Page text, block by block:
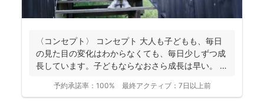
〈コンセプト〉 コンセプト 大人も子どもも、毎日
の見た目の変化はわからなくても、毎日少しずつ成
長しています。子どもならなおさら成長は早い。
予約承諾率： 100% 最終アクティブ： 7日以上前